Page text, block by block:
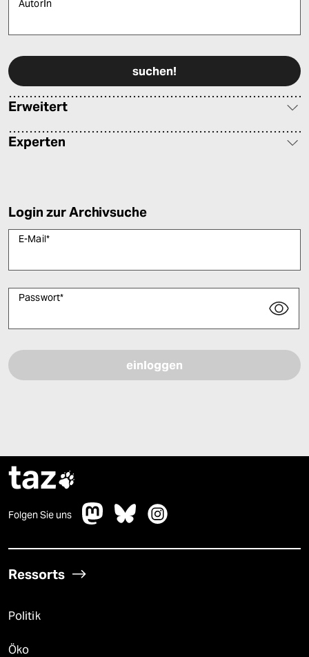
AutorIn
Erweitert
Experten
Login zur Archivsuche
E-Mail*
Passwort*
taz
Folgen Sie uns
Ressorts
Politik
Öko